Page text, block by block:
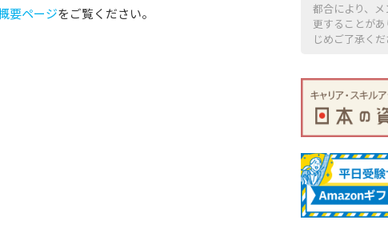
要ページをご覧ください。
都合により、
更することが
じめご了承くだ